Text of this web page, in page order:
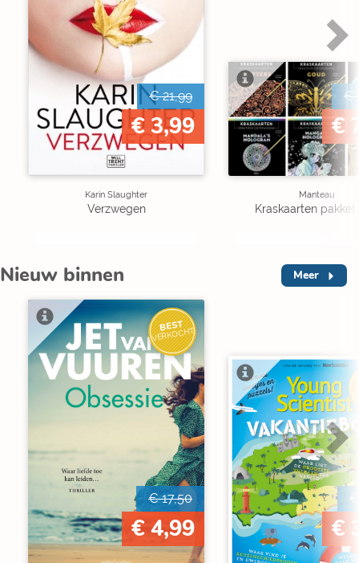
€ 21,99
€ 3,99
Karin Slaughter
Verzwegen
€
€
Manteau
Kraskaarten pakket
Nieuw binnen Meer
BEST
VERKOCHT
€ 17,50
€ 4,99 €